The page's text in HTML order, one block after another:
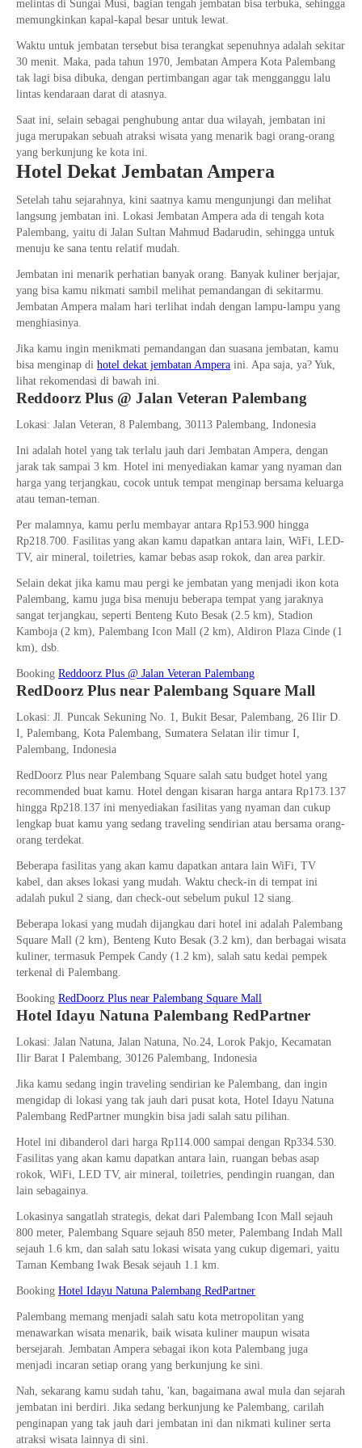
melintas di Sungai Musi, bagian tengah jembatan bisa terbuka, sehingga
memungkinkan kapal-kapal besar untuk lewat.
Waktu untuk jembatan tersebut bisa terangkat sepenuhnya adalah sekitar
30 menit. Maka, pada tahun 1970, Jembatan Ampera Kota Palembang
tak lagi bisa dibuka, dengan pertimbangan agar tak mengganggu lalu
lintas kendaraan darat di atasnya.
Saat ini, selain sebagai penghubung antar dua wilayah, jembatan ini
juga merupakan sebuah atraksi wisata yang menarik bagi orang-orang
yang berkunjung ke kota ini.
Hotel Dekat Jembatan Ampera
Setelah tahu sejarahnya, kini saatnya kamu mengunjungi dan melihat
langsung jembatan ini. Lokasi Jembatan Ampera ada di tengah kota
Palembang, yaitu di Jalan Sultan Mahmud Badarudin, sehingga untuk
menuju ke sana tentu relatif mudah.
Jembatan ini menarik perhatian banyak orang. Banyak kuliner berjajar,
yang bisa kamu nikmati sambil melihat pemandangan di sekitarmu.
Jembatan Ampera malam hari terlihat indah dengan lampu-lampu yang
menghiasinya.
Jika kamu ingin menikmati pemandangan dan suasana jembatan, kamu
bisa menginap di hotel dekat jembatan Ampera ini. Apa saja, ya? Yuk,
lihat rekomendasi di bawah ini.
Reddoorz Plus @ Jalan Veteran Palembang
Lokasi: Jalan Veteran, 8 Palembang, 30113 Palembang, Indonesia
Ini adalah hotel yang tak terlalu jauh dari Jembatan Ampera, dengan
jarak tak sampai 3 km. Hotel ini menyediakan kamar yang nyaman dan
harga yang terjangkau, cocok untuk tempat menginap bersama keluarga
atau teman-teman.
Per malamnya, kamu perlu membayar antara Rp153.900 hingga
Rp218.700. Fasilitas yang akan kamu dapatkan antara lain, WiFi, LED-
TV, air mineral, toiletries, kamar bebas asap rokok, dan area parkir.
Selain dekat jika kamu mau pergi ke jembatan yang menjadi ikon kota
Palembang, kamu juga bisa menuju beberapa tempat yang jaraknya
sangat terjangkau, seperti Benteng Kuto Besak (2.5 km), Stadion
Kamboja (2 km), Palembang Icon Mall (2 km), Aldiron Plaza Cinde (1
km), dsb.
Booking Reddoorz Plus @ Jalan Veteran Palembang
RedDoorz Plus near Palembang Square Mall
Lokasi: Jl. Puncak Sekuning No. 1, Bukit Besar, Palembang, 26 Ilir D.
I, Palembang, Kota Palembang, Sumatera Selatan ilir timur I,
Palembang, Indonesia
RedDoorz Plus near Palembang Square salah satu budget hotel yang
recommended buat kamu. Hotel dengan kisaran harga antara Rp173.137
hingga Rp218.137 ini menyediakan fasilitas yang nyaman dan cukup
lengkap buat kamu yang sedang traveling sendirian atau bersama orang-
orang terdekat.
Beberapa fasilitas yang akan kamu dapatkan antara lain WiFi, TV
kabel, dan akses lokasi yang mudah. Waktu check-in di tempat ini
adalah pukul 2 siang, dan check-out sebelum pukul 12 siang.
Beberapa lokasi yang mudah dijangkau dari hotel ini adalah Palembang
Square Mall (2 km), Benteng Kuto Besak (3.2 km), dan berbagai wisata
kuliner, termasuk Pempek Candy (1.2 km), salah satu kedai pempek
terkenal di Palembang.
Booking RedDoorz Plus near Palembang Square Mall
Hotel Idayu Natuna Palembang RedPartner
Lokasi: Jalan Natuna, Jalan Natuna, No.24, Lorok Pakjo, Kecamatan
Ilir Barat I Palembang, 30126 Palembang, Indonesia
Jika kamu sedang ingin traveling sendirian ke Palembang, dan ingin
mengidap di lokasi yang tak jauh dari pusat kota, Hotel Idayu Natuna
Palembang RedPartner mungkin bisa jadi salah satu pilihan.
Hotel ini dibanderol dari harga Rp114.000 sampai dengan Rp334.530.
Fasilitas yang akan kamu dapatkan antara lain, ruangan bebas asap
rokok, WiFi, LED TV, air mineral, toiletries, pendingin ruangan, dan
lain sebagainya.
Lokasinya sangatlah strategis, dekat dari Palembang Icon Mall sejauh
800 meter, Palembang Square sejauh 850 meter, Palembang Indah Mall
sejauh 1.6 km, dan salah satu lokasi wisata yang cukup digemari, yaitu
Taman Kembang Iwak Besak sejauh 1.1 km.
Booking Hotel Idayu Natuna Palembang RedPartner
Palembang memang menjadi salah satu kota metropolitan yang
menawarkan wisata menarik, baik wisata kuliner maupun wisata
bersejarah. Jembatan Ampera sebagai ikon kota Palembang juga
menjadi incaran setiap orang yang berkunjung ke sini.
Nah, sekarang kamu sudah tahu, 'kan, bagaimana awal mula dan sejarah
jembatan ini berdiri. Jika sedang berkunjung ke Palembang, carilah
penginapan yang tak jauh dari jembatan ini dan nikmati kuliner serta
atraksi wisata lainnya di sini.